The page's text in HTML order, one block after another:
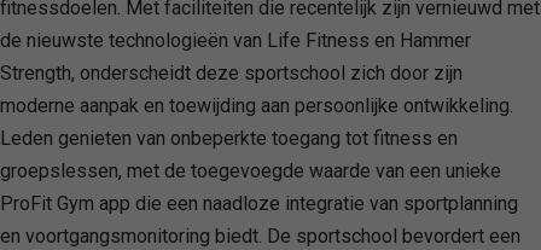
fitnessdoelen. Met faciliteiten die recentelijk zijn vernieuwd met
de nieuwste technologieën van Life Fitness en Hammer
Strength, onderscheidt deze sportschool zich door zijn
moderne aanpak en toewijding aan persoonlijke ontwikkeling.
Leden genieten van onbeperkte toegang tot fitness en
groepslessen, met de toegevoegde waarde van een unieke
ProFit Gym app die een naadloze integratie van sportplanning
en voortgangsmonitoring biedt. De sportschool bevordert een